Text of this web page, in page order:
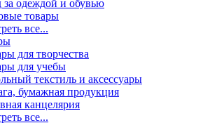
за одеждой и обувью
товары
все...
для творчества
для учебы
текстиль и аксессуары
бумажная продукция
канцелярия
все...